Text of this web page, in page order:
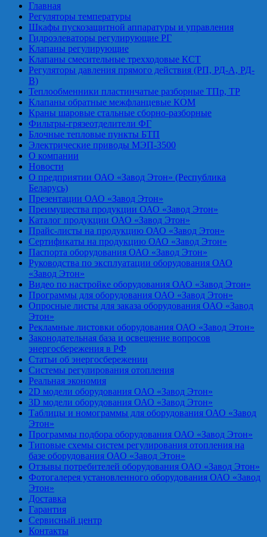
Главная
Регуляторы температуры
Шкафы пускозащитной аппаратуры и управления
Гидроэлеваторы регулирующие РГ
Клапаны регулирующие
Клапаны смесительные трехходовые КСТ
Регуляторы давления прямого действия (РП, РД-А, РД-
В)
Теплообменники пластинчатые разборные ТПр, ТР
Клапаны обратные межфланцевые КОМ
Краны шаровые стальные сборно-разборные
Фильтры-грязеотделители ФГ
Блочные тепловые пункты БТП
Электрические приводы МЭП-3500
О компании
Новости
О предприятии ОАО «Завод Этон» (Республика
Беларусь)
Презентации ОАО «Завод Этон»
Преимущества продукции ОАО «Завод Этон»
Каталог продукции ОАО «Завод Этон»
Прайс-листы на продукцию ОАО «Завод Этон»
Сертификаты на продукцию ОАО «Завод Этон»
Паспорта оборудования ОАО «Завод Этон»
Руководства по эксплуатации оборудования ОАО
«Завод Этон»
Видео по настройке оборудования ОАО «Завод Этон»
Программы для оборудования ОАО «Завод Этон»
Опросные листы для заказа оборудования ОАО «Завод
Этон»
Рекламные листовки оборудования ОАО «Завод Этон»
Законодательная база и освещение вопросов
энергосбережения в РФ
Статьи об энергосбережении
Системы регулирования отопления
Реальная экономия
2D модели оборудования ОАО «Завод Этон»
3D модели оборудования ОАО «Завод Этон»
Таблицы и номограммы для оборудования ОАО «Завод
Этон»
Программы подбора оборудования ОАО «Завод Этон»
Типовые схемы систем регулирования отопления на
базе оборудования ОАО «Завод Этон»
Отзывы потребителей оборудования ОАО «Завод Этон»
Фотогалерея установленного оборудования ОАО «Завод
Этон»
Доставка
Гарантия
Сервисный центр
Контакты